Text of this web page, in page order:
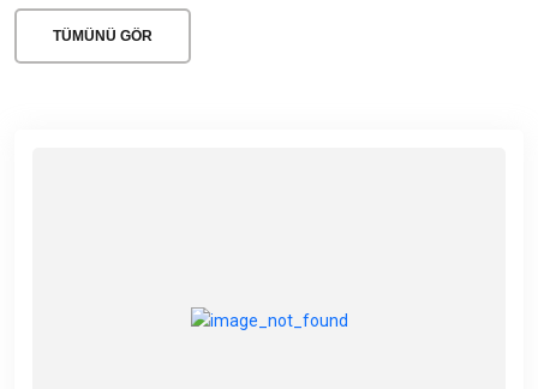
TÜMÜNÜ GÖR